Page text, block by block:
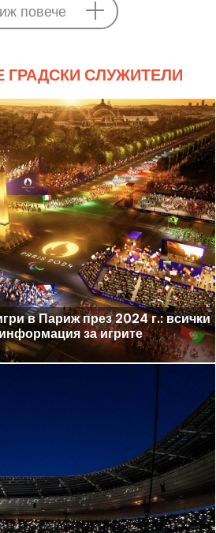
повече
ГРАДСКИ СЛУЖИТЕЛИ
в Париж през 2024 г.: всички
за игрите